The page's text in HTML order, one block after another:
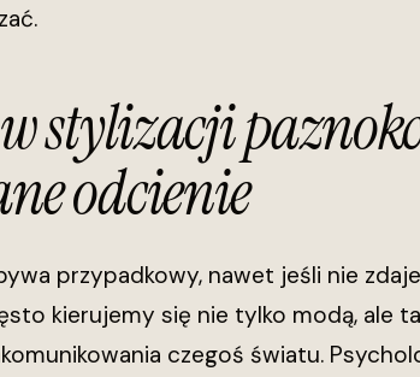
stylizacji
odcienie
przypadkowy, nawet jeśli nie
kierujemy się nie tylko modą, ale
czegoś światu.